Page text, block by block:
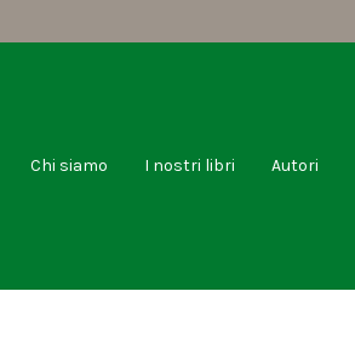
Chi siamo I nostri libri Autori